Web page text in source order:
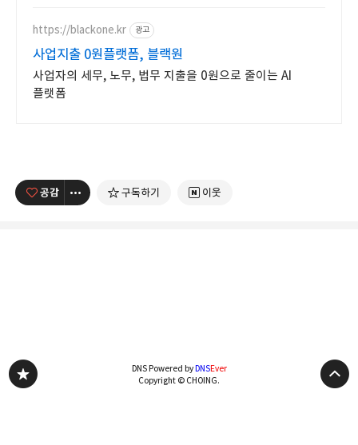
https://blackone.kr 광고
사업지출 0원플랫폼, 블랙원
사업자의 세무, 노무, 법무 지출을 0원으로 줄이는 AI
플랫폼
공감 구독하기 이웃
DNS Powered byDNSEver
Copyright © CHOING.